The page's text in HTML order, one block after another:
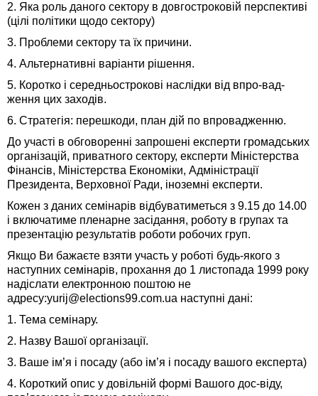
2. Яка роль даного сектору в довгостроковій перспективі
(цілі політики щодо сектору)
3. Проблеми сектору та їх причини.
4. Альтернативні варіанти рішення.
5. Коротко i середньострокові наслідки від впро-вад­
ження цих заходів.
6. Стратегія: перешкоди, план дій по впровад­женню.
До участі в обговоренні запрошені експерти гро­мадських
організацій, приватного сектору, експерти Міністерства
Фінансів, Міністерства Економіки, Адміністрації
Президента, Верховної Ради, іноземні екс­перти.
Кожен з даних семінарів відбуватиметься з 9.15 до 14.00
i включатиме пленарне засідання, роботу в групах та
презентацію результатів роботи робочих груп.
Якщо Ви бажаєте взяти участь у роботі будь-якого з
наступних семінарів, прохання до 1 листопада 1999 року
надіслати електронною поштою не
адресу:yurij@elections99.com.ua наступні дані:
1. Тема семінару.
2. Назву Вашої організації.
3. Ваше ім’я i посаду (або ім’я i посаду вашого експерта)
4. Короткий опис у довільній формі Вашого дос-віду,